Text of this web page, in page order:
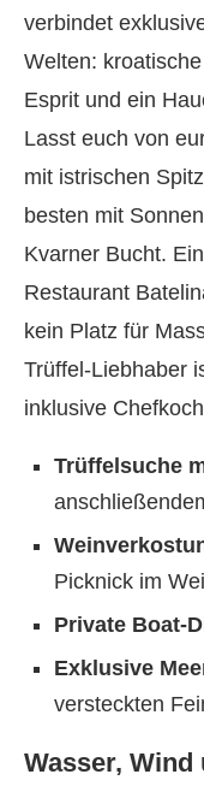
verbindet
Welten:
Esprit und ein
Lasst euch von
mit istrischen
besten mit
Kvarner Bucht.
Restaurant
kein Platz für
Trüffel-Liebhaber
inklusive
Trüffelsuche
Picknick im
Private Boat-
Exklusive
versteckten
Wasser, Wind